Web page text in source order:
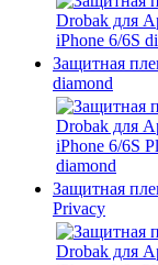
Защитная
diamond
Защитная
Privacy